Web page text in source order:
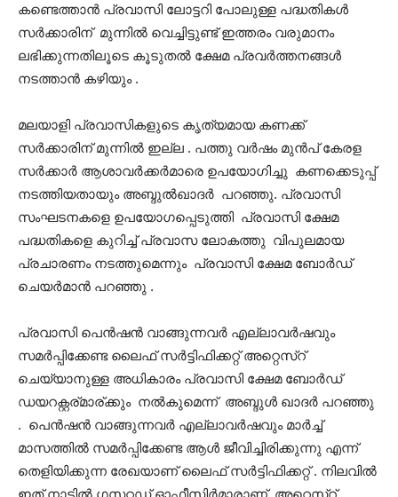
കണ്ടെത്താൻ പ്രവാസി ലോട്ടറി പോലുള്ള പദ്ധതികൾ
സർക്കാരിന് മുന്നിൽ വെച്ചിട്ടുണ്ട് ഇത്തരം വരുമാനം
ലഭിക്കുന്നതിലൂടെ കൂടുതൽ ക്ഷേമ പ്രവർത്തനങ്ങൾ
നടത്താൻ കഴിയും .
മലയാളി പ്രവാസികളുടെ കൃത്യമായ കണക്ക്
സർക്കാരിന് മുന്നിൽ ഇല്ല . പത്തു വർഷം മുൻപ് കേരള
സർക്കാർ ആശാവർക്കർമാരെ ഉപയോഗിച്ചു കണക്കെടുപ്പ്
നടത്തിയതായും അബ്ദുൽഖാദർ പറഞ്ഞു. പ്രവാസി
സംഘടനകളെ ഉപയോഗപ്പെടുത്തി പ്രവാസി ക്ഷേമ
പദ്ധതികളെ കുറിച്ച് പ്രവാസ ലോകത്തു വിപുലമായ
പ്രചാരണം നടത്തുമെന്നും പ്രവാസി ക്ഷേമ ബോർഡ്
ചെയർമാൻ പറഞ്ഞു .
പ്രവാസി പെൻഷൻ വാങ്ങുന്നവർ എല്ലാവർഷവും
സമർപ്പിക്കേണ്ട ലൈഫ് സർട്ടിഫിക്കറ്റ് അറ്റെസ്റ്
ചെയ്യാനുള്ള അധികാരം പ്രവാസി ക്ഷേമ ബോർഡ്
ഡയറക്റ്റര്മാര്ക്കും നൽകുമെന്ന് അബ്ദുൾ ഖാദർ പറഞ്ഞു
. പെൻഷൻ വാങ്ങുന്നവർ എല്ലാവർഷവും മാർച്ച്
മാസത്തിൽ സമർപ്പിക്കേണ്ട ആൾ ജീവിച്ചിരിക്കുന്നു എന്ന്
തെളിയിക്കുന്ന രേഖയാണ് ലൈഫ് സർട്ടിഫിക്കറ്റ് . നിലവിൽ
ഇത് നാട്ടിൽ ഗസറ്റഡ് ഓഫീസിർമാരാണ് അറ്റെസ്റ്